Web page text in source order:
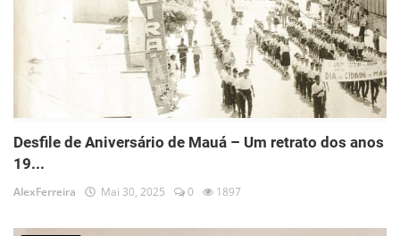
Desfile de Aniversário de Mauá – Um retrato dos anos
19...
AlexFerreira Mai 30, 2025 0 1897